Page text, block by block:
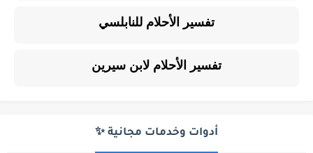
تفسير الأحلام للنابلسي
تفسير الأحلام لابن سيرين
أدوات وخدمات مجانية ✨